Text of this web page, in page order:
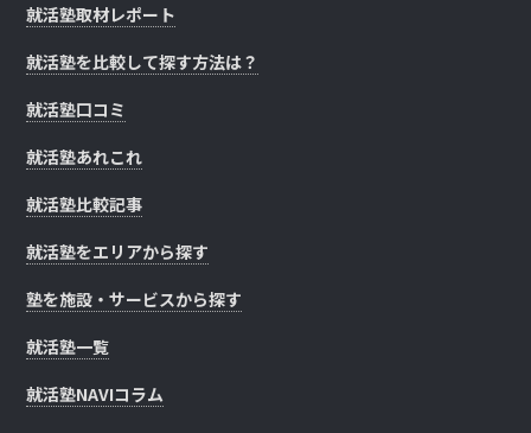
就活塾取材レポート
就活塾を比較して探す方法は？
就活塾口コミ
就活塾あれこれ
就活塾比較記事
就活塾をエリアから探す
塾を施設・サービスから探す
就活塾一覧
就活塾NAVIコラム